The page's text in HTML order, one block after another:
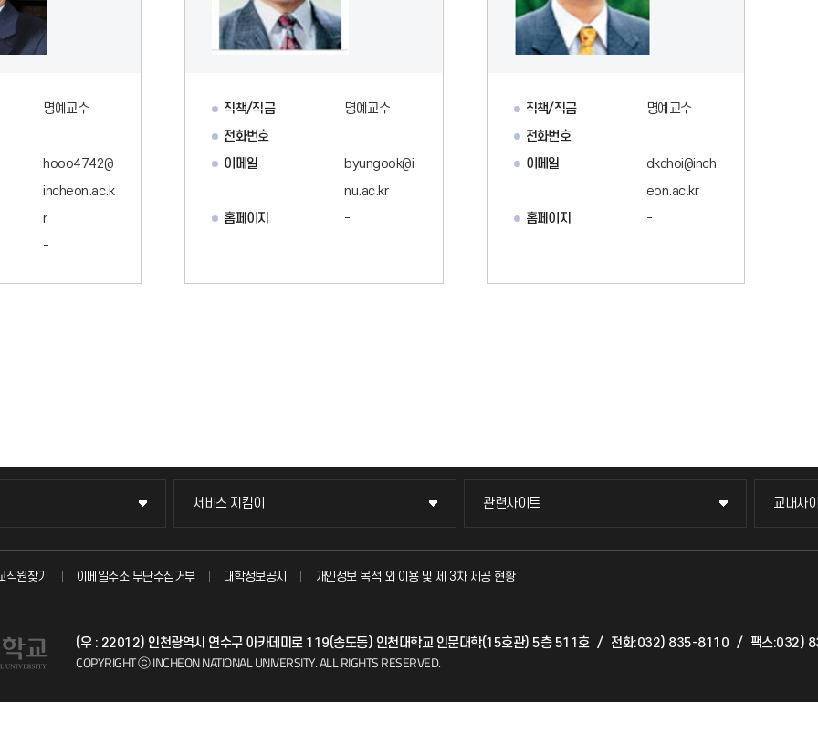
명예교수
hooo4742@
incheon.ac.k
r
-
직책/직급
명예교수
전화번호
이메일
byungook@i
nu.ac.kr
홈페이지
-
직책/직급
명예교수
전화번호
이메일
dkchoi@inch
eon.ac.kr
홈페이지
-
서비스 지킴이
서비스 지킴이
묻고 답하기
자주 묻는 질문(FAQ)
관련사이트
관련사이트
국방헬프콜
산학협력단
교내사
교내사
교수회
국제교
직원찾기 이메일주소 무단수집거부 대학정보공시 개인정보 목적 외 이용 및 제 3차 제공 현황
(우 : 22012) 인천광역시 연수구 아카데미로 119(송도동) 인천대학교 인문대학(15호관) 5층 511호 / 전화:032) 835-8110 / 팩스:032)
COPYRIGHT ⓒ INCHEON NATIONAL UNIVERSITY.ALL RIGHTS RESERVED.